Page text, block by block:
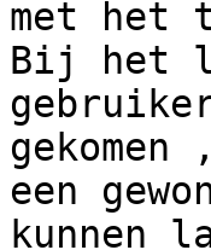
met het
Bij het
een
kunnen